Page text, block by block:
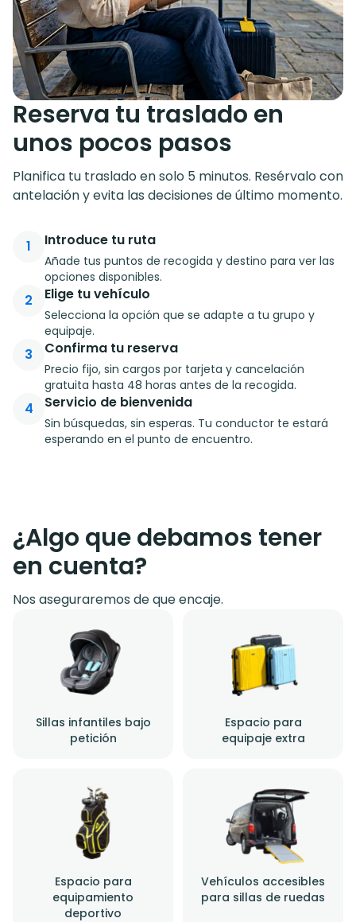
Reserva tu traslado en
unos pocos pasos
Planifica tu traslado en solo 5 minutos. Resérvalo con
antelación y evita las decisiones de último momento.
1 Introduce tu ruta
Añade tus puntos de recogida y destino para ver las
opciones disponibles.
2 Elige tu vehículo
Selecciona la opción que se adapte a tu grupo y
equipaje.
3 Confirma tu reserva
Precio fijo, sin cargos por tarjeta y cancelación
gratuita hasta 48 horas antes de la recogida.
4 Servicio de bienvenida
Sin búsquedas, sin esperas. Tu conductor te estará
esperando en el punto de encuentro.
¿Algo que debamos tener
en cuenta?
Nos aseguraremos de que encaje.
Sillas infantiles bajo
petición
Espacio para
equipaje extra
Espacio para
equipamiento
deportivo
Vehículos accesibles
para sillas de ruedas